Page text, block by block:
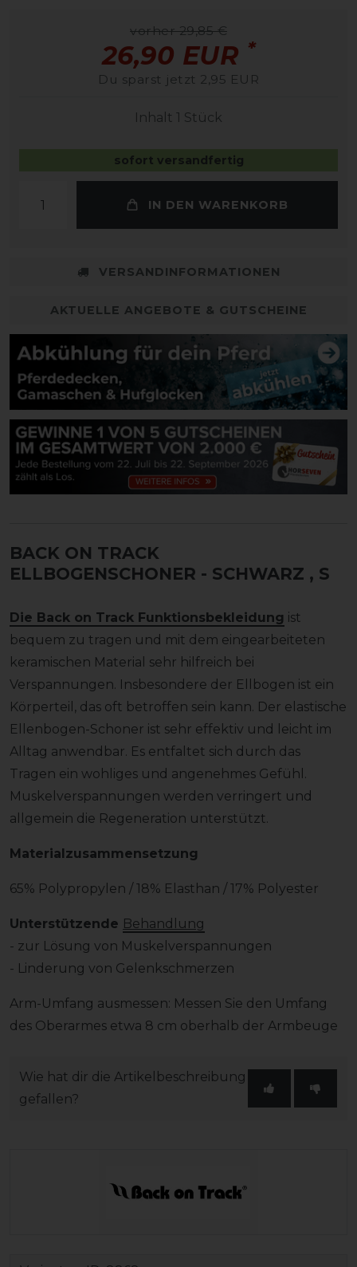
vorher 29,85 €
26,90 EUR *
Du sparst jetzt 2,95 EUR
Inhalt 1 Stück
sofort versandfertig
IN DEN WARENKORB
VERSANDINFORMATIONEN
AKTUELLE ANGEBOTE & GUTSCHEINE
BACK ON TRACK
ELLBOGENSCHONER - SCHWARZ , S
Die Back on Track Funktionsbekleidung ist
bequem zu tragen und mit dem eingearbeiteten
keramischen Material sehr hilfreich bei
Verspannungen. Insbesondere der Ellbogen ist ein
Körperteil, das oft betroffen sein kann. Der elastische
Ellenbogen-Schoner ist sehr effektiv und leicht im
Alltag anwendbar. Es entfaltet sich durch das
Tragen ein wohliges und angenehmes Gefühl.
Muskelverspannungen werden verringert und
allgemein die Regeneration unterstützt.
Materialzusammensetzung
65% Polypropylen / 18% Elasthan / 17% Polyester
Unterstützende Behandlung
- zur Lösung von Muskelverspannungen
- Linderung von Gelenkschmerzen
Arm-Umfang ausmessen: Messen Sie den Umfang
des Oberarmes etwa 8 cm oberhalb der Armbeuge
Wie hat dir die Artikelbeschreibung
gefallen?